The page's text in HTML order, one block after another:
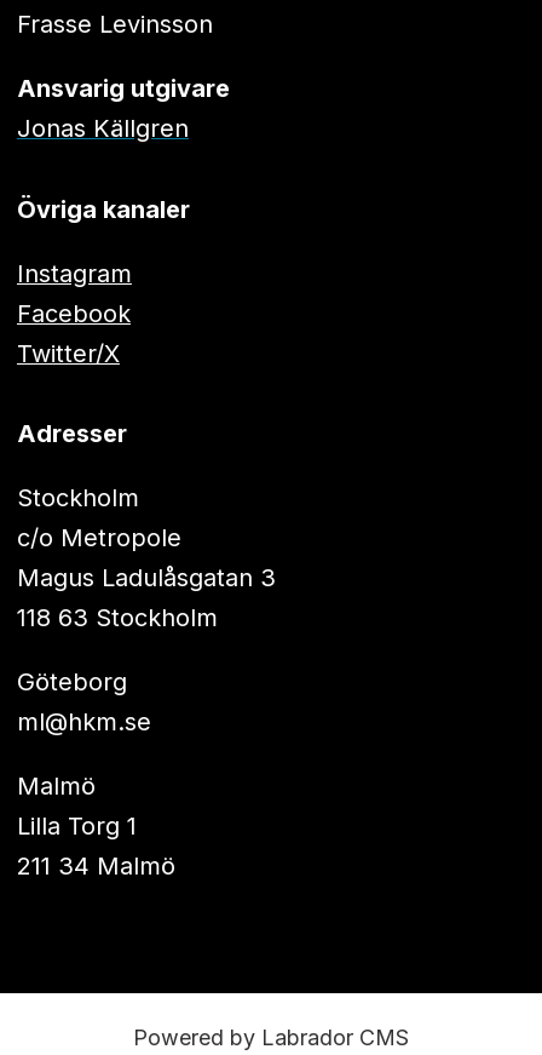
Frasse Levinsson
Ansvarig utgivare
Jonas Källgren
Övriga kanaler
Instagram
Facebook
Twitter/X
Adresser
Stockholm
c/o Metropole
Magus Ladulåsgatan 3
118 63 Stockholm
Göteborg
ml@hkm.se
Malmö
Lilla Torg 1
211 34 Malmö
Powered by Labrador CMS